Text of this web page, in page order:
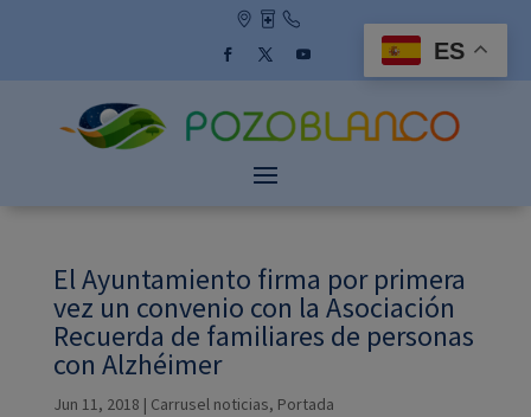
El Ayuntamiento firma por primera
vez un convenio con la Asociación
Recuerda de familiares de personas
con Alzhéimer
Jun 11, 2018 | Carrusel noticias, Portada
ES